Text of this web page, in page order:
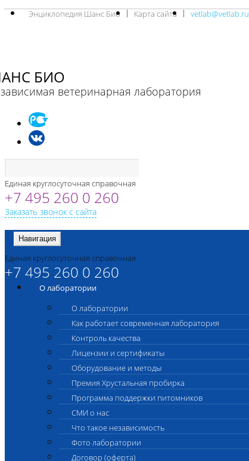
Энциклопедия Шанс Био Карта сайта vetlab@vetlab.ru
БИО
ветеринарная лаборатория
Единая круглосуточная справочная
+7 495 260 0 260
Заказать звонок с сайта
Навигация
Единая круглосуточная справочная
+7 495 260 0 260
О лаборатории
О лаборатории
Как работает современная лаборатория
Контроль качества
Лицензии и сертификаты
Оборудование и методы
Премия Хрустальная пробирка
Программа поддержки питомников
СМИ о нас
Что такое независимость
Фото лаборатории
Договор (оферта)